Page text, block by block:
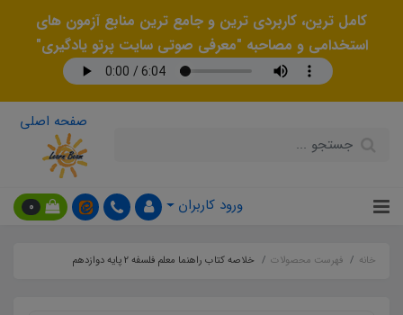
کامل ترین، کاربردی ترین و جامع ترین منابع آزمون های
استخدامی و مصاحبه "معرفی صوتی سایت پرتو یادگیری"
صفحه اصلی
ورود کاربران 0
خانه فهرست محصولات خلاصه کتاب راهنما معلم فلسفه 2 پایه دوازدهم